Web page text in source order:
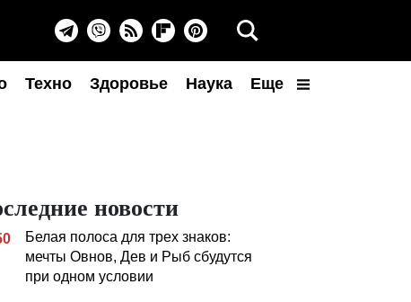
Техно Здоровье Наука Еще
новости
Белая полоса для трех знаков:
мечты Овнов, Дев и Рыб сбудутся
при одном условии